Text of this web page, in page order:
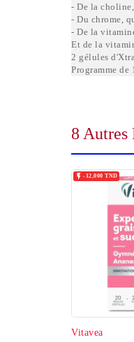
- De la
- Du chrome,
- De la
Et de la
2 gélules
Programme de
8 Autres
-12,000 TND
Vitavea